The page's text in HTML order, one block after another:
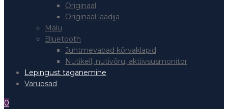
Originaal
Originaal laadija
Mälu
Bluetooth
Juhtmevabad kõrvaklapid
Nutikell, nutivõru, aktiivsusmonitor
Lepingust taganemine
Varuosad
0